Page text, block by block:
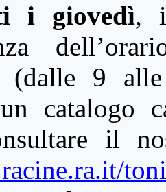
i giovedì,
(dalle 9
catalogo
il